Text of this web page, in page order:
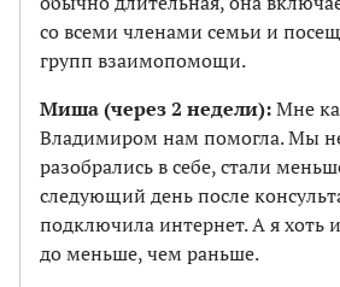
со всеми членами семьи и
групп взаимопомощи.
Миша (через 2 недели):Мне
Владимиром нам помогла. Мы
разобрались в себе, стали
следующий день после
подключила интернет. А я хоть
до меньше, чем раньше.